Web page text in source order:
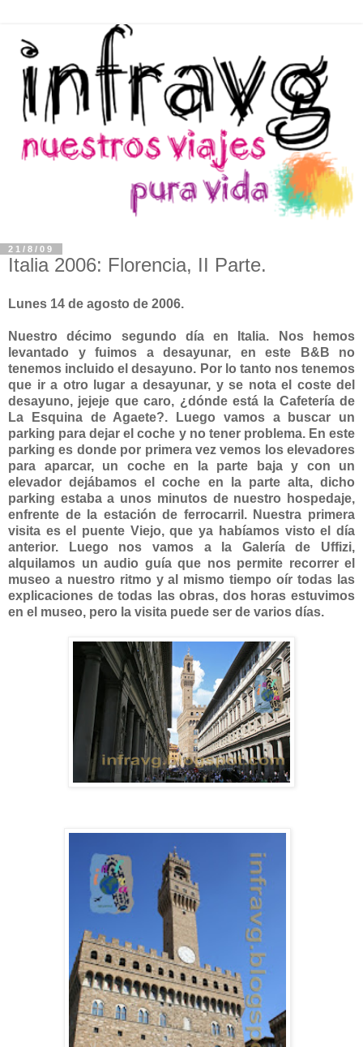
21/8/09
Italia 2006: Florencia, II Parte.
Lunes 14 de agosto de 2006.
Nuestro décimo segundo día en Italia. Nos hemos
levantado y fuimos a desayunar, en este B&B no
tenemos incluido el desayuno. Por lo tanto nos tenemos
que ir a otro lugar a desayunar, y se nota el coste del
desayuno, jejeje que caro, ¿dónde está la Cafetería de
La Esquina de Agaete?. Luego vamos a buscar un
parking para dejar el coche y no tener problema. En este
parking es donde por primera vez vemos los elevadores
para aparcar, un coche en la parte baja y con un
elevador dejábamos el coche en la parte alta, dicho
parking estaba a unos minutos de nuestro hospedaje,
enfrente de la estación de ferrocarril. Nuestra primera
visita es el puente Viejo, que ya habíamos visto el día
anterior. Luego nos vamos a la Galería de Uffizi,
alquilamos un audio guía que nos permite recorrer el
museo a nuestro ritmo y al mismo tiempo oír todas las
explicaciones de todas las obras, dos horas estuvimos
en el museo, pero la visita puede ser de varios días.